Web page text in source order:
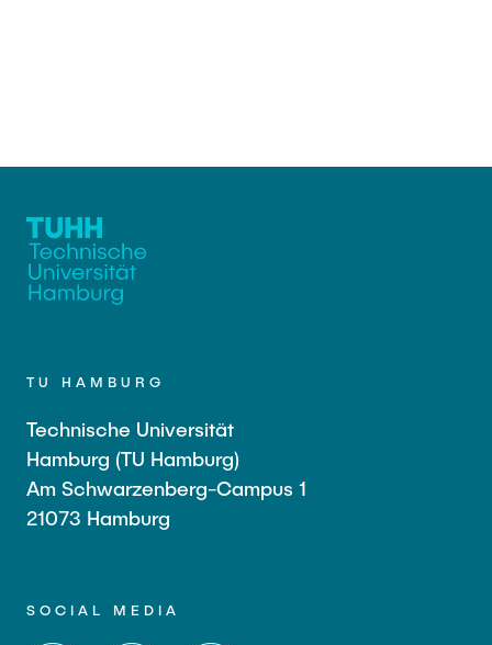
TU HAMBURG
Technische Universität
Hamburg (TU Hamburg)
Am Schwarzenberg-Campus 1
21073 Hamburg
SOCIAL MEDIA